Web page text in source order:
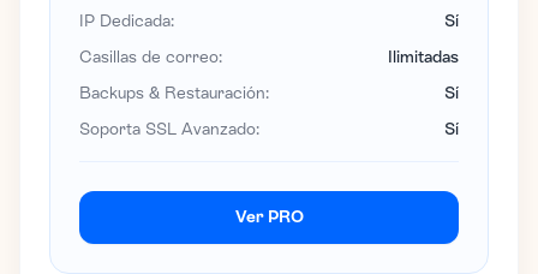
IP Dedicada:
Sí
Casillas de correo:
Ilimitadas
Backups & Restauración:
Sí
Soporta SSL Avanzado:
Sí
Ver PRO